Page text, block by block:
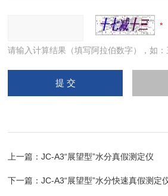
请输入计算结果（填写阿拉伯数字），如：
上一篇：JC-A3“展望型”水分真假测定仪
下一篇：JC-A3“展望型”水分快速真假测定